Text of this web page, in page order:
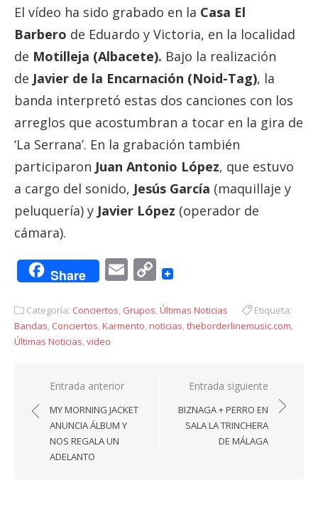
El vídeo ha sido grabado en la Casa El
Barbero de Eduardo y Victoria, en la localidad
de Motilleja (Albacete). Bajo la realización
de Javier de la Encarnación (Noid-Tag), la
banda interpretó estas dos canciones con los
arreglos que acostumbran a tocar en la gira de
‘La Serrana’. En la grabación también
participaron Juan Antonio López, que estuvo
a cargo del sonido, Jesús García (maquillaje y
peluquería) y Javier López (operador de
cámara).
Share EmailCopy
Categoría: Conciertos, Grupos,Últimas Noticias
Etiqueta:
Bandas, Conciertos,Karmento,noticias,theborderlinemusic.com,
Últimas Noticias,video
Navegación
de
entradas
Entrada anterior
MY MORNING JACKET
ANUNCIA ÁLBUM Y
NOS REGALA UN
ADELANTO
Entrada siguiente
BIZNAGA + PERRO EN
SALA LA TRINCHERA
DE MÁLAGA